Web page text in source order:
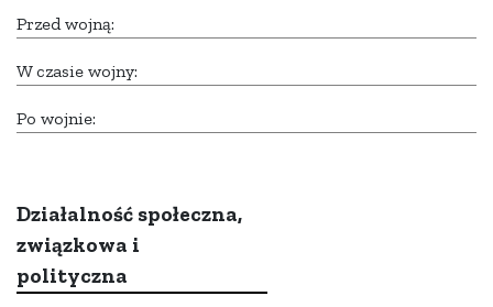
Przed wojną:
W czasie wojny:
Po wojnie:
Działalność społeczna,
związkowa i
polityczna